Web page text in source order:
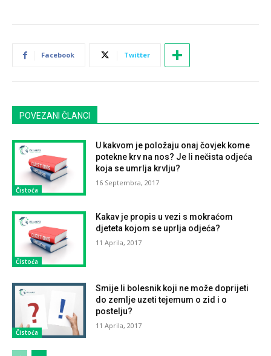
Facebook Twitter
POVEZANI ČLANCI
Čistoća
U kakvom je položaju onaj čovjek kome
potekne krv na nos? Je li nečista odjeća
koja se umrlja krvlju?
16 Septembra, 2017
Čistoća
Kakav je propis u vezi s mokraćom
djeteta kojom se uprlja odjeća?
11 Aprila, 2017
Čistoća
Smije li bolesnik koji ne može doprijeti
do zemlje uzeti tejemum o zid i o
postelju?
11 Aprila, 2017